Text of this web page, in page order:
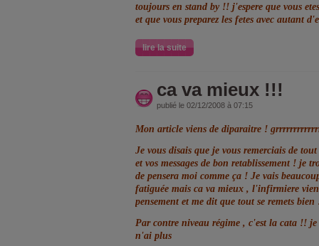
toujours en stand by !! j'espere que vous
et que vous preparez les fetes avec autant
lire la suite
ca va mieux !!!
publié le 02/12/2008 à 07:15
Mon article viens de diparaitre !
Je vous disais que je vous remerciais de
et vos messages de bon retablissement ! je
de pensera moi comme ça ! Je vais
fatiguée mais ca va mieux , l'infirmiere
pensement et me dit que tout se remets bien
Par contre niveau régime , c'est la cata !!
n'ai plus